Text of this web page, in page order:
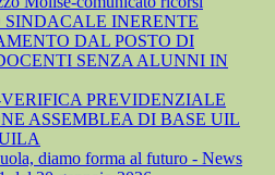
SINDACALE INERENTE
DAL POSTO DI
SENZA ALUNNI IN
PREVIDENZIALE
ASSEMBLEA DI BASE UIL
diamo forma al futuro - News